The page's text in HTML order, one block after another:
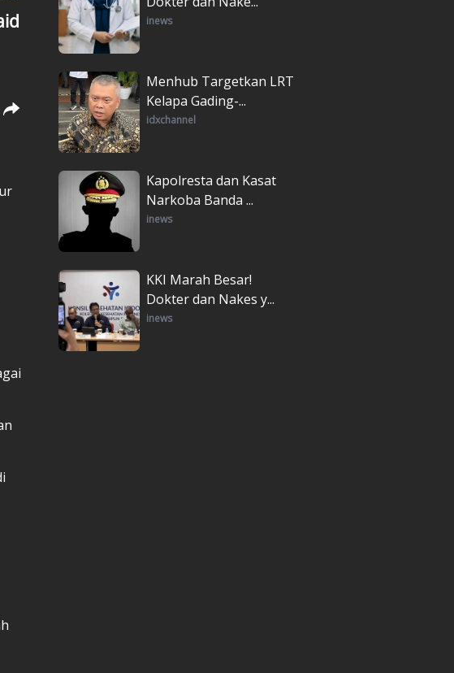
inews
Menhub Targetkan LRT
Kelapa Gading-...
idxchannel
Kapolresta dan Kasat
Narkoba Banda ...
inews
KKI Marah Besar!
Dokter dan Nakes y...
inews